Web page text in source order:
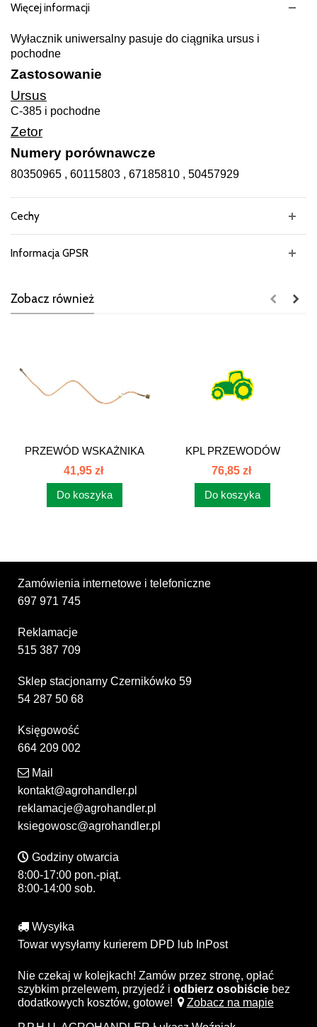
Więcej informacji
Wyłacznik uniwersalny pasuje do ciągnika ursus i
pochodne
Zastosowanie
Ursus
C-385 i pochodne
Zetor
Numery porównawcze
80350965 , 60115803 , 67185810 , 50457929
Cechy
Informacja GPSR
Zobacz również
PRZEWÓD WSKAŻNIKA
OLEJU II C-385...
41,95 zł
Do koszyka
KPL PRZEWODÓW
AKUM.4 80350102
76,85 zł
Do koszyka
Zamówienia internetowe i telefoniczne
697 971 745
Reklamacje
515 387 709
Sklep stacjonarny Czernikówko 59
54 287 50 68
Księgowość
664 209 002
Mail
kontakt@agrohandler.pl
reklamacje@agrohandler.pl
ksiegowosc@agrohandler.pl
Godziny otwarcia
8:00-17:00 pon.-piąt.
8:00-14:00 sob.
Wysyłka
Towar wysyłamy kurierem DPD lub InPost
Nie czekaj w kolejkach! Zamów przez stronę, opłać
szybkim przelewem, przyjedź i odbierz osobiście bez
dodatkowych kosztów, gotowe!
Zobacz na mapie